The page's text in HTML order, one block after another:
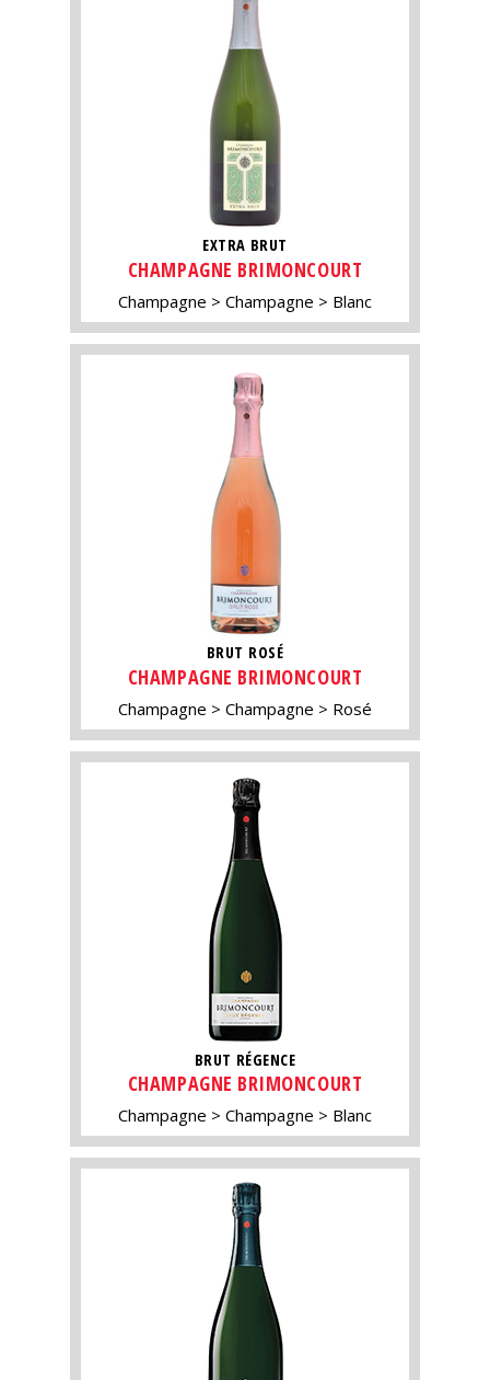
EXTRA BRUT
CHAMPAGNE BRIMONCOURT
Champagne Champagne Blanc
BRUT ROSÉ
CHAMPAGNE BRIMONCOURT
Champagne Champagne Rosé
BRUT RÉGENCE
CHAMPAGNE BRIMONCOURT
Champagne Champagne Blanc